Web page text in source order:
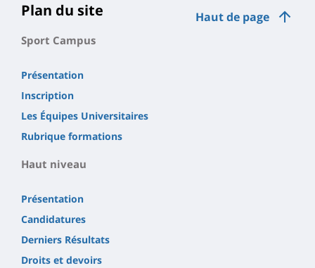
Haut de page
Plan du site
Sport Campus
Présentation
Inscription
Les Équipes Universitaires
Rubrique formations
Haut niveau
Présentation
Candidatures
Derniers Résultats
Droits et devoirs